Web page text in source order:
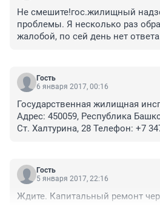
Не смешите!гос.жилищный
проблемы. Я несколько раз
жалобой, по сей день нет
прокуратуры тоже не получила
писала Хамитову. От туда
на этом .Так что все они дают
наплевать на нас простых
Гость
6 января 2017, 00:16
Государственная жилищная
Адрес: 450059, Республика
Ст. Халтурина, 28 Телефон: +7
Жилищная инспекция в
является надзорным органом в
жилищного законодательства.
обратившись в жилищную
Гость
5 января 2017, 22:16
Ждите. Капитальный ремонт